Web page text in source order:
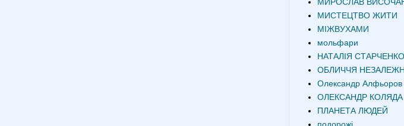
МИСТЕЦТВО ЖИТИ
МІЖВУХАМИ
мольфари
НАТАЛІЯ СТАРЧЕНКО
ОБЛИЧЧЯ
Олександр Алфьоров
ОЛЕКСАНДР КОЛЯДА
ПЛАНЕТА ЛЮДЕЙ
подорожі